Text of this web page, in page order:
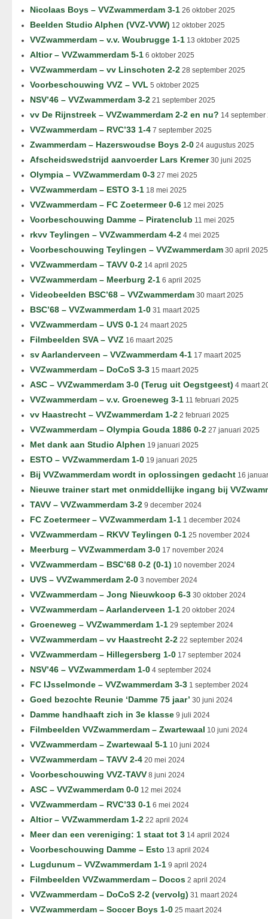
Nicolaas Boys – VVZwammerdam 3-1 26 oktober 2025
Beelden Studio Alphen (VVZ-VVW) 12 oktober 2025
VVZwammerdam – v.v. Woubrugge 1-1 13 oktober 2025
Altior – VVZwammerdam 5-1 6 oktober 2025
VVZwammerdam – vv Linschoten 2-2 28 september 2025
Voorbeschouwing VVZ – VVL 5 oktober 2025
NSV’46 – VVZwammerdam 3-2 21 september 2025
vv De Rijnstreek – VVZwammerdam 2-2 en nu? 14 september
VVZwammerdam – RVC’33 1-4 7 september 2025
Zwammerdam – Hazerswoudse Boys 2-0 24 augustus 2025
Afscheidswedstrijd aanvoerder Lars Kremer30 juni 2025
Olympia – VVZwammerdam 0-3 27 mei 2025
VVZwammerdam – ESTO 3-1 18 mei 2025
VVZwammerdam – FC Zoetermeer 0-6 12 mei 2025
Voorbeschouwing Damme – Piratenclub 11 mei 2025
rkvv Teylingen – VVZwammerdam 4-2 4 mei 2025
Voorbeschouwing Teylingen – VVZwammerdam 30 april 2025
VVZwammerdam – TAVV 0-2 14 april 2025
VVZwammerdam – Meerburg 2-1 6 april 2025
Videobeelden BSC’68 – VVZwammerdam 30 maart 2025
BSC’68 – VVZwammerdam 1-0 31 maart 2025
VVZwammerdam – UVS 0-1 24 maart 2025
Filmbeelden SVA – VVZ 16 maart 2025
sv Aarlanderveen – VVZwammerdam 4-1 17 maart 2025
VVZwammerdam – DoCoS 3-3 15 maart 2025
ASC – VVZwammerdam 3-0 (Terug uit Oegstgeest) 4 maart
VVZwammerdam – v.v. Groeneweg 3-1 11 februari 2025
vv Haastrecht – VVZwammerdam 1-2 2 februari 2025
VVZwammerdam – Olympia Gouda 1886 0-2 27 januari 2025
Met dank aan Studio Alphen 19 januari 2025
ESTO – VVZwammerdam 1-0 19 januari 2025
Bij VVZwammerdam wordt in oplossingen gedacht 16
Nieuwe trainer start met onmiddellijke ingang bij
TAVV – VVZwammerdam 3-2 9 december 2024
FC Zoetermeer – VVZwammerdam 1-1 1 december 2024
VVZwammerdam – RKVV Teylingen 0-1 25 november 2024
Meerburg – VVZwammerdam 3-0 17 november 2024
VVZwammerdam – BSC’68 0-2 (0-1) 10 november 2024
UVS – VVZwammerdam 2-0 3 november 2024
VVZwammerdam – Jong Nieuwkoop 6-3 30 oktober 2024
VVZwammerdam – Aarlanderveen 1-1 20 oktober 2024
Groeneweg – VVZwammerdam 1-1 29 september 2024
VVZwammerdam – vv Haastrecht 2-2 22 september 2024
VVZwammerdam – Hillegersberg 1-0 17 september 2024
NSV’46 – VVZwammerdam 1-0 4 september 2024
FC IJsselmonde – VVZwammerdam 3-3 1 september 2024
Goed bezochte Reunie ‘Damme 75 jaar’ 30 juni 2024
Damme handhaaft zich in 3e klasse 9 juli 2024
Filmbeelden VVZwammerdam – Zwartewaal 10 juni 2024
VVZwammerdam – Zwartewaal 5-1 10 juni 2024
VVZwammerdam – TAVV 2-4 20 mei 2024
Voorbeschouwing VVZ-TAVV 8 juni 2024
ASC – VVZwammerdam 0-0 12 mei 2024
VVZwammerdam – RVC’33 0-1 6 mei 2024
Altior – VVZwammerdam 1-2 22 april 2024
Meer dan een vereniging: 1 staat tot 3 14 april 2024
Voorbeschouwing Damme – Esto 13 april 2024
Lugdunum – VVZwammerdam 1-1 9 april 2024
Filmbeelden VVZwammerdam – Docos 2 april 2024
VVZwammerdam – DoCoS 2-2 (vervolg) 31 maart 2024
VVZwammerdam – Soccer Boys 1-0 25 maart 2024